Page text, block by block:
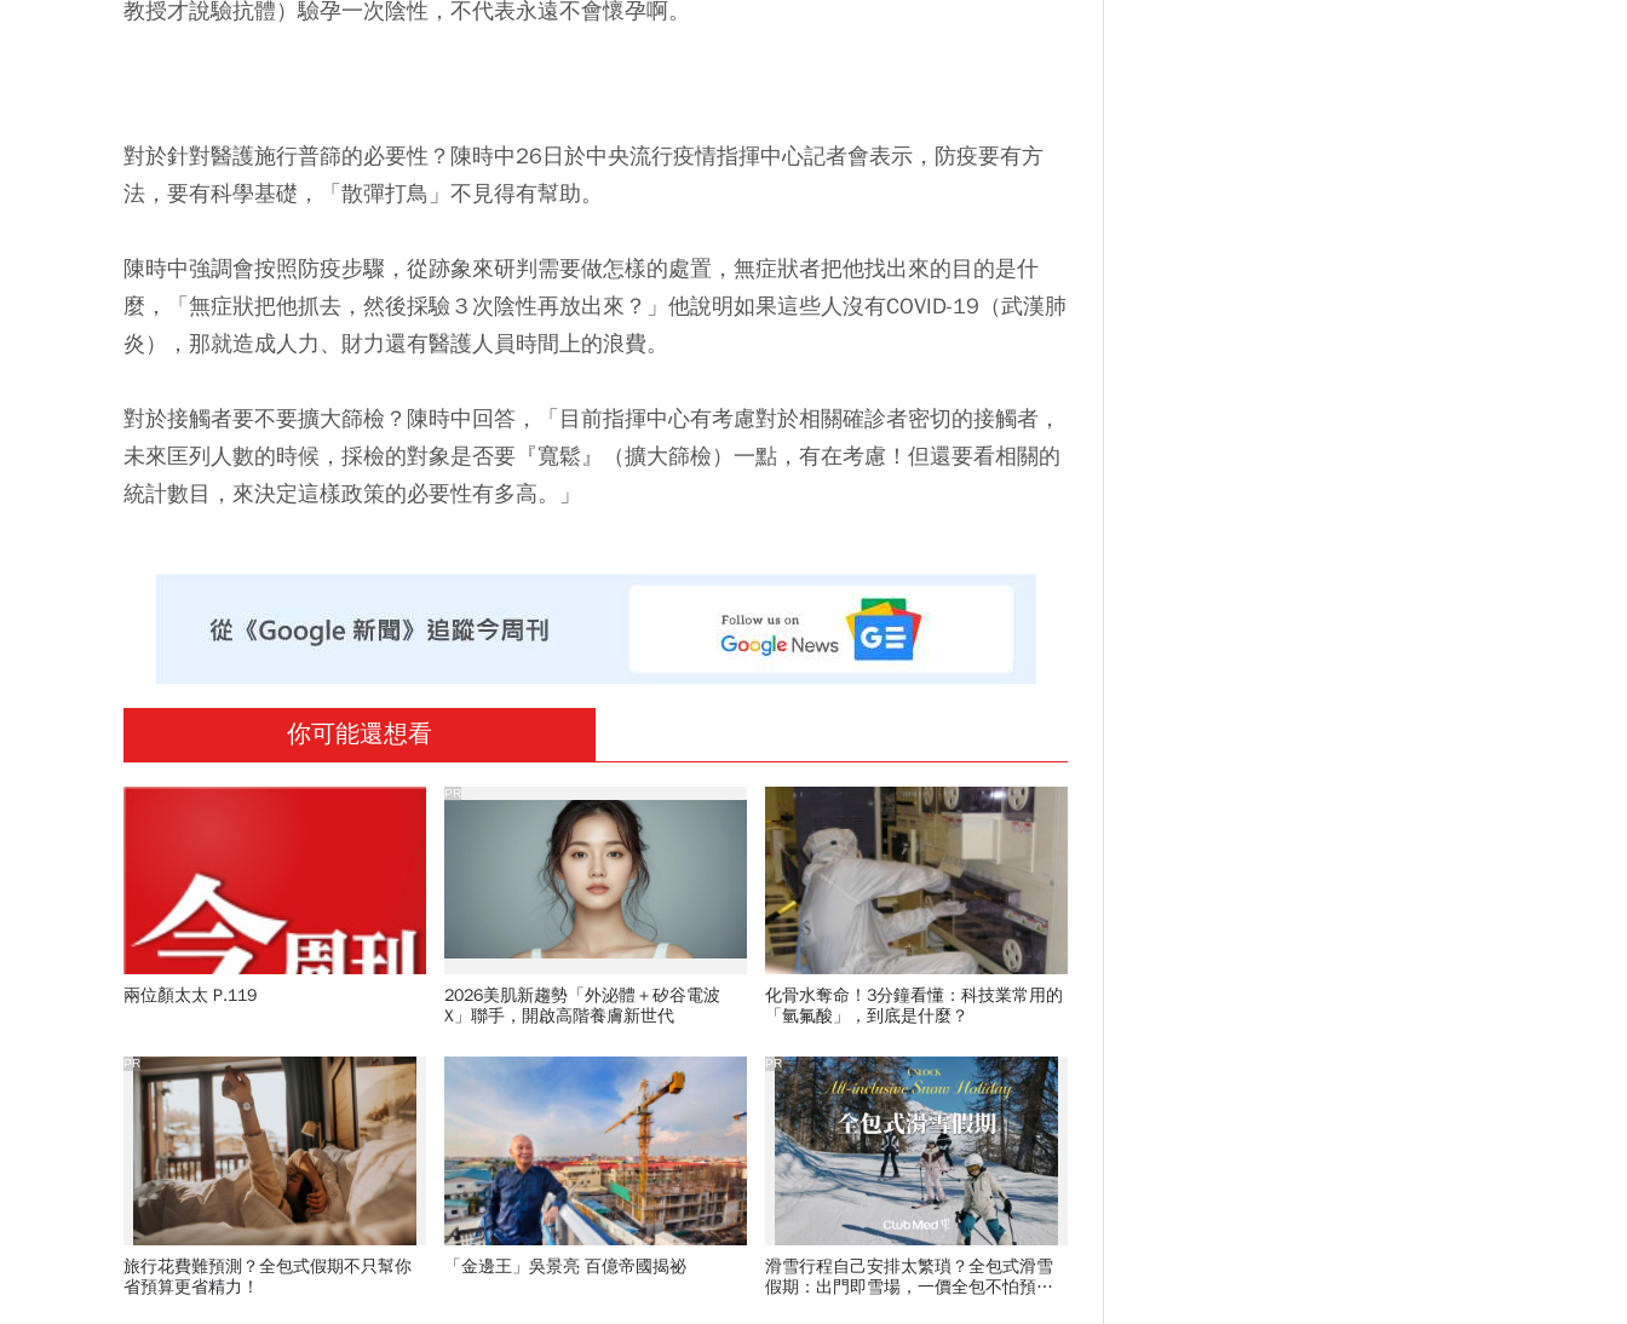
教授才說驗抗體）驗孕一次陰性，不代表永遠不會懷孕啊。
對於針對醫護施行普篩的必要性？陳時中26日於中央流行疫情指揮中心記者會表示，防疫要有方
法，要有科學基礎，「散彈打鳥」不見得有幫助。
陳時中強調會按照防疫步驟，從跡象來研判需要做怎樣的處置，無症狀者把他找出來的目的是什
麼，「無症狀把他抓去，然後採驗３次陰性再放出來？」他說明如果這些人沒有COVID-19（武漢肺
炎），那就造成人力、財力還有醫護人員時間上的浪費。
對於接觸者要不要擴大篩檢？陳時中回答，「目前指揮中心有考慮對於相關確診者密切的接觸者，
未來匡列人數的時候，採檢的對象是否要『寬鬆』（擴大篩檢）一點，有在考慮！但還要看相關的
統計數目，來決定這樣政策的必要性有多高。」
你可能還想看
兩位顏太太 P.119
2026美肌新趨勢「外泌體＋矽谷電波
X」聯手，開啟高階養膚新世代
PR
化骨水奪命！3分鐘看懂：科技業常用的
「氫氟酸」，到底是什麼？
旅行花費難預測？全包式假期不只幫你
省預算更省精力！
PR
「金邊王」吳景亮 百億帝國揭祕
滑雪行程自己安排太繁瑣？全包式滑雪
假期：出門即雪場，一價全包不怕預算
PR